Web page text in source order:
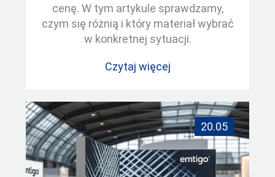
cenę. W tym artykule sprawdzamy,
czym się różnią i który materiał wybrać
w konkretnej sytuacji.
Czytaj więcej
20.05